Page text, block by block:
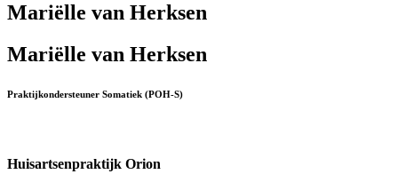
Mariëlle van Herksen
Mariëlle van Herksen
Praktijkondersteuner Somatiek (POH-S)
Huisartsenpraktijk Orion